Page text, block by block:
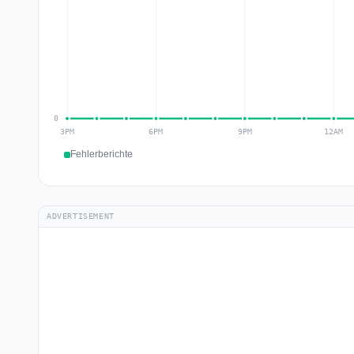
Fehlerberichte
ADVERTISEMENT